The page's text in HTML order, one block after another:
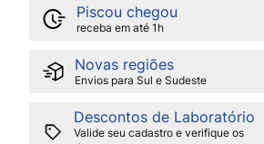
Piscou chegou
receba em até 1h
Novas regiões
Envios para Sul e Sudeste
Descontos de Laboratório
Valide seu cadastro e verifique os